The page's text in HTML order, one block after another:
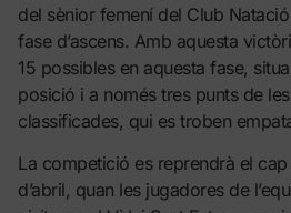
del sènior femení del Club
fase d’ascens. Amb aquesta
15 possibles en aquesta fase,
posició i a només tres punts de
classificades, qui es troben
La competició es reprendrà el
d’abril, quan les jugadores de